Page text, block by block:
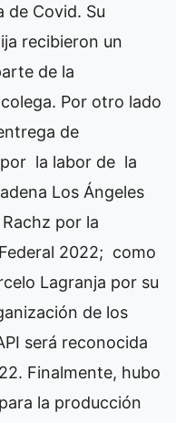
de Covid. Su
recibieron un
de la
Por otro lado
de
la labor de la
Los Ángeles
por la
2022; como
Lagranja por su
de los
será reconocida
Finalmente, hubo
la producción